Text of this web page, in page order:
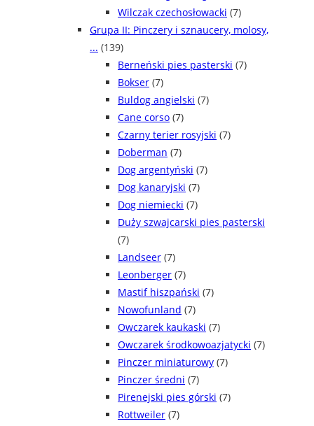
Wilczak czechosłowacki (7)
Grupa II: Pinczery i sznaucery, molosy,
... (139)
Berneński pies pasterski (7)
Bokser (7)
Buldog angielski (7)
Cane corso (7)
Czarny terier rosyjski (7)
Doberman (7)
Dog argentyński (7)
Dog kanaryjski (7)
Dog niemiecki (7)
Duży szwajcarski pies pasterski
(7)
Landseer (7)
Leonberger (7)
Mastif hiszpański (7)
Nowofunland (7)
Owczarek kaukaski (7)
Owczarek środkowoazjatycki (7)
Pinczer miniaturowy (7)
Pinczer średni (7)
Pirenejski pies górski (7)
Rottweiler (7)